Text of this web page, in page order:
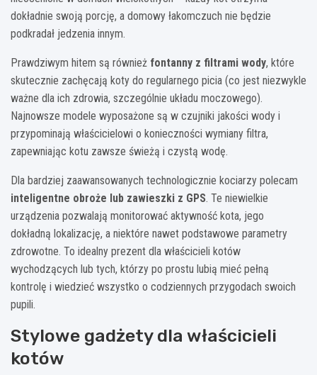
dokładnie swoją porcję, a domowy łakomczuch nie będzie
podkradał jedzenia innym.
Prawdziwym hitem są również fontanny z filtrami wody, które
skutecznie zachęcają koty do regularnego picia (co jest niezwykle
ważne dla ich zdrowia, szczególnie układu moczowego).
Najnowsze modele wyposażone są w czujniki jakości wody i
przypominają właścicielowi o konieczności wymiany filtra,
zapewniając kotu zawsze świeżą i czystą wodę.
Dla bardziej zaawansowanych technologicznie kociarzy polecam
inteligentne obroże lub zawieszki z GPS. Te niewielkie
urządzenia pozwalają monitorować aktywność kota, jego
dokładną lokalizację, a niektóre nawet podstawowe parametry
zdrowotne. To idealny prezent dla właścicieli kotów
wychodzących lub tych, którzy po prostu lubią mieć pełną
kontrolę i wiedzieć wszystko o codziennych przygodach swoich
pupili.
Stylowe gadżety dla właścicieli
kotów